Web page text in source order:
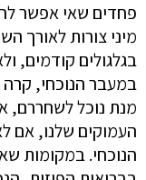
פחדים שאי אפשר
מיני צורות לאורך
בגלגולים קודמים,
במעבר הנוכחי,
מנת נוכל לשחררם,
העמוקים שלנו, אם
הנוכחי. במקומות